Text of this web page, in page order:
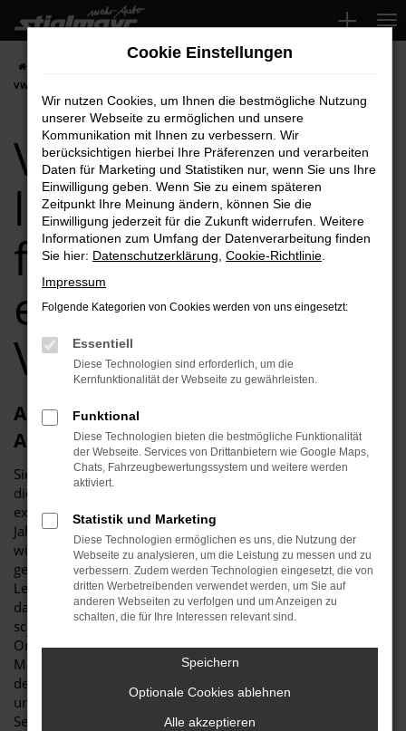
Zum
Hauptinhalt
springen
VW Händler
VW ID.3 kaufen,
leasen,
finanzieren
einfach bei Ihrem
VW Händler
Autohaus Stiglmayr – Ihr kompetenter
Ansprechpartner für den VW ID.3
Sie wünschen sich einen VW ID.3? Dann können wir Sie zu
dieser Wahl nur beglückwünschen? Das Autohaus Stiglmayr
existiert seit mehr als 115 Jahren und ist seit vielen
Jahrzehnten ein enger Partner von VW, wenn es um Modelle
wie den ID.3 und all die anderen spannenden Fahrzeuge
geht. Wir lieben, was wir tun und gehen mit viel
Leidenschaft ans Werk. Zugegeben: bei einem VW ID.3 fällt
das auch nicht schwer, denn dieses Fahrzeug begeistert
schon auf den ersten Blick. Gerne lassen wir Sie bei uns vor
Ort einsteigen und informieren Sie über die zahlreichen
Möglichkeiten hinsichtlich der Ausstattung, der Extras und
der Motorisierung. Freuen Sie sich auf Ihren Besuch in
unserem traditionsreichen Familienbetrieb und einen
Service, der Sie in den Mittelpunkt stellt.
Cookie Einstellungen
Wir nutzen Cookies, um Ihnen die bestmögliche Nutzung
unserer Webseite zu ermöglichen und unsere
Kommunikation mit Ihnen zu verbessern. Wir
berücksichtigen hierbei Ihre Präferenzen und verarbeiten
Daten für Marketing und Statistiken nur, wenn Sie uns Ihre
Einwilligung geben. Wenn Sie zu einem späteren
Zeitpunkt Ihre Meinung ändern, können Sie die
Einwilligung jederzeit für die Zukunft widerrufen. Weitere
Informationen zum Umfang der Datenverarbeitung finden
Sie hier: Datenschutzerklärung Cookie-Richtlinie
Impressum
Folgende Kategorien von Cookies werden von uns eingesetzt:
Essentiell
Diese Technologien sind erforderlich, um die
Kernfunktionalität der Webseite zu gewährleisten.
Funktional
Diese Technologien bieten die bestmögliche Funktionalität
der Webseite. Services von Drittanbietern wie Google Maps,
Chats, Fahrzeugbewertungssystem und weitere werden
aktiviert.
Statistik und Marketing
Diese Technologien ermöglichen es uns, die Nutzung der
Webseite zu analysieren, um die Leistung zu messen und zu
verbessern. Zudem werden Technologien eingesetzt, die von
dritten Werbetreibenden verwendet werden, um Sie auf
anderen Webseiten zu verfolgen und um Anzeigen zu
schalten, die für Ihre Interessen relevant sind.
Speichern
Optionale Cookies ablehnen
Alle akzeptieren